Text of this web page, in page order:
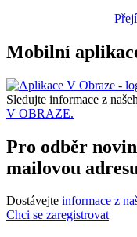
Mobilní
Sledujte informace z
V OBRAZE.
Pro odběr
mailovou
Dostávejte informace z
Chci se zaregistrovat